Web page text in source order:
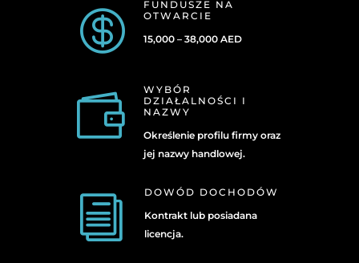

FUNDUSZE NA
OTWARCIE
15,000 – 38,000 AED

WYBÓR
DZIAŁALNOŚCI I
NAZWY
Określenie profilu firmy oraz
jej nazwy handlowej.
i
DOWÓD DOCHODÓW
Kontrakt lub posiadana
licencja.